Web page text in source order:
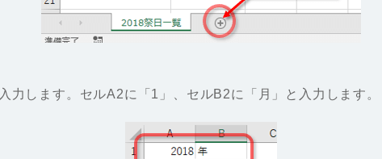
力します。セルA2に「1」、セルB2に「月」と入力します。